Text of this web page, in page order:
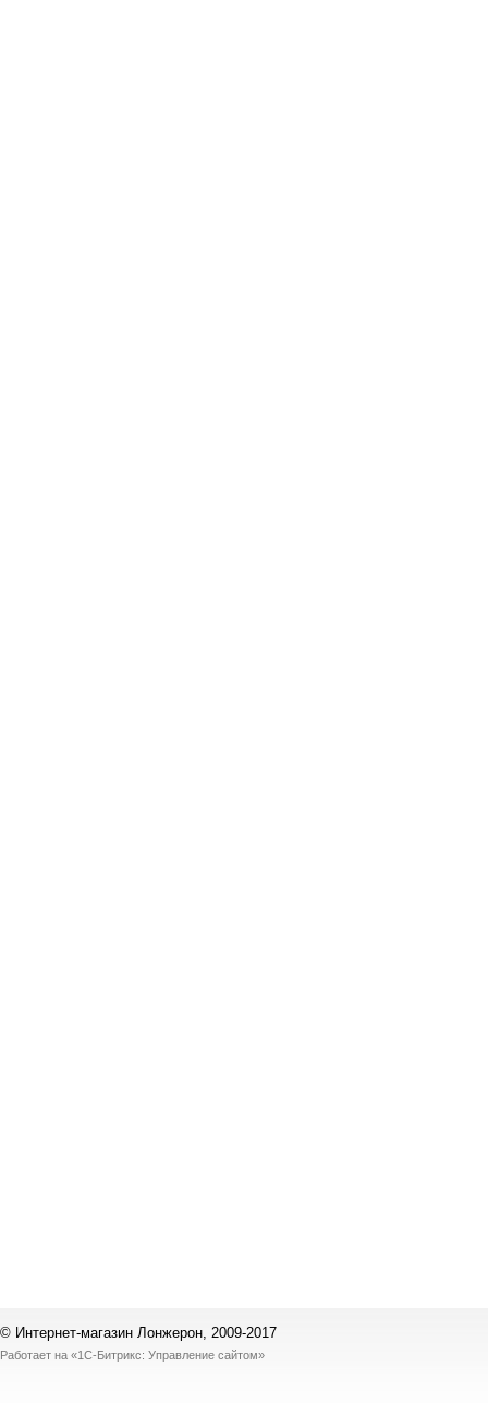
© Интернет-магазин Лонжерон, 2009-2017
Работает на «1С-Битрикс: Управление сайтом»